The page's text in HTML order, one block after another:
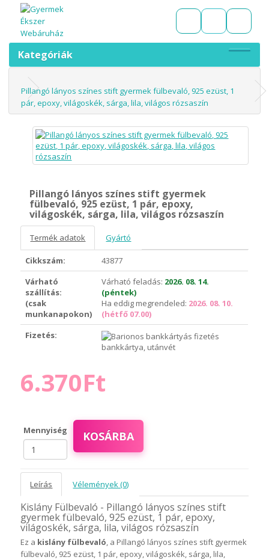
Kategóriák
Pillangó lányos színes stift gyermek fülbevaló, 925 ezüst, 1
pár, epoxy, világoskék, sárga, lila, világos rózsaszín
Pillangó lányos színes stift gyermek
fülbevaló, 925 ezüst, 1 pár, epoxy,
világoskék, sárga, lila, világos rózsaszín
Termék adatok Gyártó
Cikkszám:
43877
Várható
szállítás:
(csak
munkanapokon)
Várható feladás: 2026. 08. 14.
(péntek)
Ha eddig megrendeled: 2026. 08. 10.
(hétfő 07.00)
Fizetés:
bankkártya, utánvét
6.370Ft
Mennyiség KOSÁRBA
Leírás Vélemények (0)
Kislány Fülbevaló - Pillangó lányos színes stift
gyermek fülbevaló, 925 ezüst, 1 pár, epoxy,
világoskék, sárga, lila, világos rózsaszín
Ez a kislány fülbevaló, a Pillangó lányos színes stift gyermek
fülbevaló, 925 ezüst, 1 pár, epoxy, világoskék, sárga, lila,